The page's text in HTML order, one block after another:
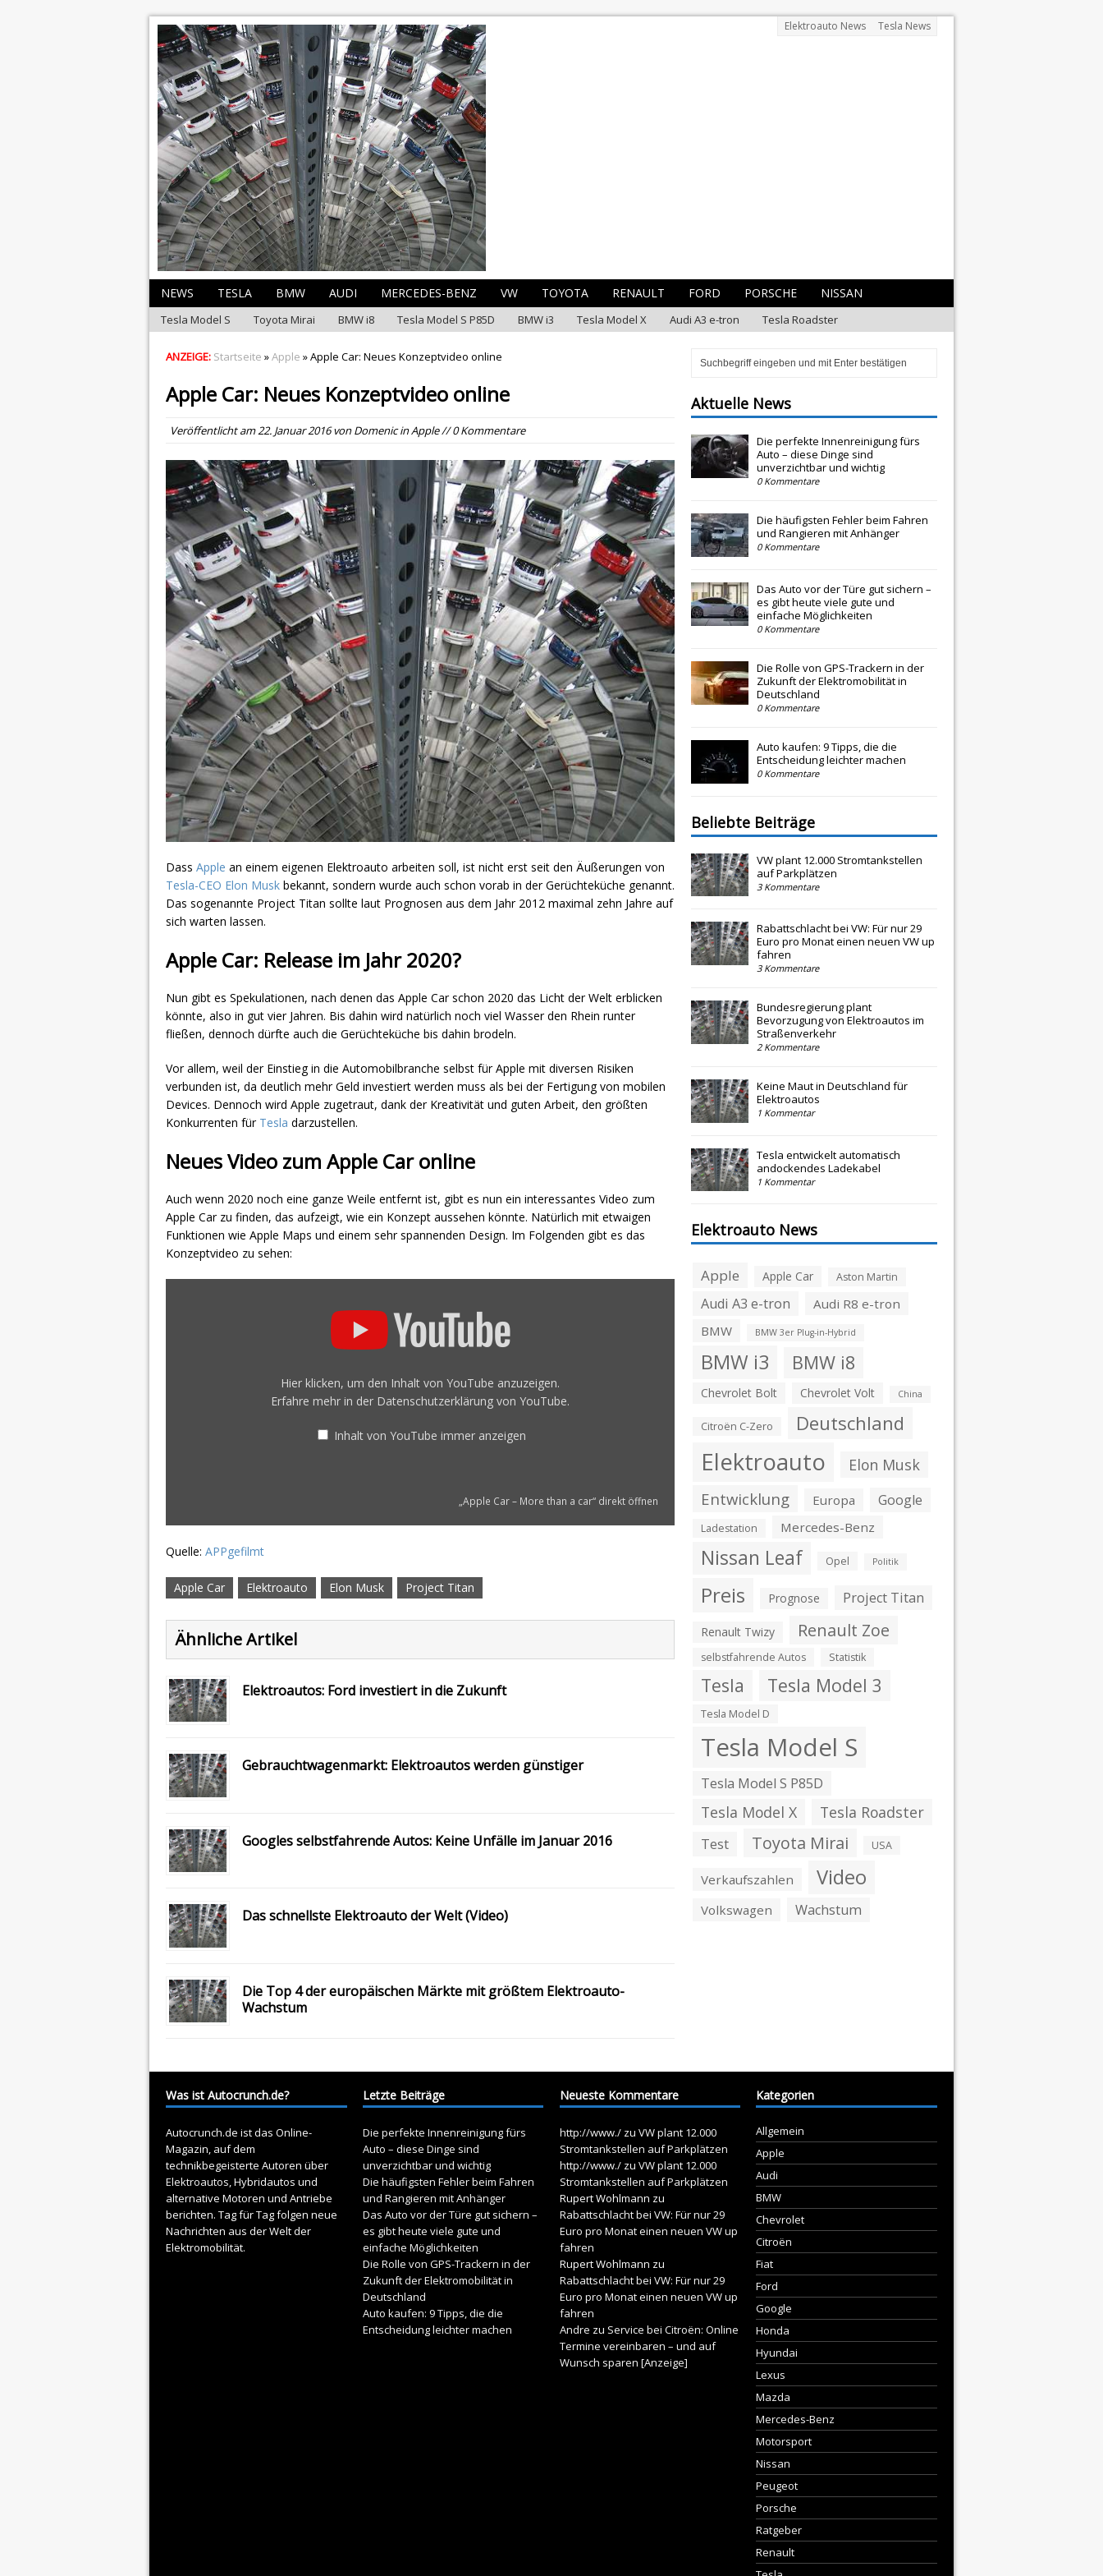
Elektroauto News Tesla News
NEWS TESLA BMW AUDI MERCEDES-BENZ VW TOYOTA RENAULT FORD PORSCHE NISSAN
Tesla Model S Toyota Mirai BMW i8 Tesla Model S P85D BMW i3 Tesla Model X Audi A3 e-tron Tesla Roadster
ANZEIGE: Startseite »Apple » Apple Car: Neues Konzeptvideo online
Apple Car: Neues Konzeptvideo online
Veröffentlicht am22. Januar 2016vonDomenicinApple// 0 Kommentare
Dass Apple an einem eigenen Elektroauto arbeiten soll, ist nicht erst seit den Äußerungen von
Tesla-CEO Elon Musk bekannt, sondern wurde auch schon vorab in der Gerüchteküche genannt.
Das sogenannte Project Titan sollte laut Prognosen aus dem Jahr 2012 maximal zehn Jahre auf
sich warten lassen.
Apple Car: Release im Jahr 2020?
Nun gibt es Spekulationen, nach denen das Apple Car schon 2020 das Licht der Welt erblicken
könnte, also in gut vier Jahren. Bis dahin wird natürlich noch viel Wasser den Rhein runter
fließen, dennoch dürfte auch die Gerüchteküche bis dahin brodeln.
Vor allem, weil der Einstieg in die Automobilbranche selbst für Apple mit diversen Risiken
verbunden ist, da deutlich mehr Geld investiert werden muss als bei der Fertigung von mobilen
Devices. Dennoch wird Apple zugetraut, dank der Kreativität und guten Arbeit, den größten
Konkurrenten für Tesla darzustellen.
Neues Video zum Apple Car online
Auch wenn 2020 noch eine ganze Weile entfernt ist, gibt es nun ein interessantes Video zum
Apple Car zu finden, das aufzeigt, wie ein Konzept aussehen könnte. Natürlich mit etwaigen
Funktionen wie Apple Maps und einem sehr spannenden Design. Im Folgenden gibt es das
Konzeptvideo zu sehen:
Hier klicken, um den Inhalt von YouTube anzuzeigen.
Erfahre mehr in der Datenschutzerklärung von YouTube.
Inhalt von YouTube immer anzeigen
„Apple Car – More than a car“ direkt öffnen
Quelle: APPgefilmt
Apple Car Elektroauto Elon Musk Project Titan
Ähnliche Artikel
Elektroautos: Ford investiert in die Zukunft
Gebrauchtwagenmarkt: Elektroautos werden günstiger
Googles selbstfahrende Autos: Keine Unfälle im Januar 2016
Das schnellste Elektroauto der Welt (Video)
Die Top 4 der europäischen Märkte mit größtem Elektroauto-
Wachstum
Aktuelle News
Die perfekte Innenreinigung fürs
Auto – diese Dinge sind
unverzichtbar und wichtig
0 Kommentare
Die häufigsten Fehler beim Fahren
und Rangieren mit Anhänger
0 Kommentare
Das Auto vor der Türe gut sichern –
es gibt heute viele gute und
einfache Möglichkeiten
0 Kommentare
Die Rolle von GPS-Trackern in der
Zukunft der Elektromobilität in
Deutschland
0 Kommentare
Auto kaufen: 9 Tipps, die die
Entscheidung leichter machen
0 Kommentare
Beliebte Beiträge
VW plant 12.000 Stromtankstellen
auf Parkplätzen
3 Kommentare
Rabattschlacht bei VW: Für nur 29
Euro pro Monat einen neuen VW up
fahren
3 Kommentare
Bundesregierung plant
Bevorzugung von Elektroautos im
Straßenverkehr
2 Kommentare
Keine Maut in Deutschland für
Elektroautos
1 Kommentar
Tesla entwickelt automatisch
andockendes Ladekabel
1 Kommentar
Elektroauto News
Apple Apple Car Aston Martin
Audi A3 e-tron
Audi R8 e-tron
BMW
BMW 3er Plug-in-Hybrid
BMW i3 BMW i8
Chevrolet Bolt Chevrolet Volt China
Citroën C-Zero Deutschland
Elektroauto Elon Musk
Entwicklung Europa Google
Ladestation Mercedes-Benz
Nissan Leaf Opel Politik
Preis Prognose Project Titan
Renault Twizy Renault Zoe
selbstfahrende Autos Statistik
Tesla Tesla Model 3
Tesla Model D
Tesla Model S
Tesla Model S P85D
Tesla Model X Tesla Roadster
Test Toyota Mirai USA
Verkaufszahlen Video
Volkswagen Wachstum
Was ist Autocrunch.de?
Autocrunch.de ist das Online-
Magazin, auf dem
technikbegeisterte Autoren über
Elektroautos, Hybridautos und
alternative Motoren und Antriebe
berichten. Tag für Tag folgen neue
Nachrichten aus der Welt der
Elektromobilität.
Letzte Beiträge
Die perfekte Innenreinigung fürs
Auto – diese Dinge sind
unverzichtbar und wichtig
Die häufigsten Fehler beim Fahren
und Rangieren mit Anhänger
Das Auto vor der Türe gut sichern –
es gibt heute viele gute und
einfache Möglichkeiten
Die Rolle von GPS-Trackern in der
Zukunft der Elektromobilität in
Deutschland
Auto kaufen: 9 Tipps, die die
Entscheidung leichter machen
Neueste Kommentare
http://www./zu VW plant 12.000
Stromtankstellen auf Parkplätzen
http://www./zu VW plant 12.000
Stromtankstellen auf Parkplätzen
Rupert Wohlmann zu
Rabattschlacht bei VW: Für nur 29
Euro pro Monat einen neuen VW up
fahren
Rupert Wohlmann zu
Rabattschlacht bei VW: Für nur 29
Euro pro Monat einen neuen VW up
fahren
Andre zu Service bei Citroën: Online
Termine vereinbaren – und auf
Wunsch sparen [Anzeige]
Kategorien
Allgemein
Apple
Audi
BMW
Chevrolet
Citroën
Fiat
Ford
Google
Honda
Hyundai
Lexus
Mazda
Mercedes-Benz
Motorsport
Nissan
Peugeot
Porsche
Ratgeber
Renault